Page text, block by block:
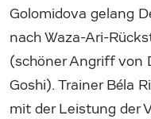
Golomidova gelang
nach Waza-Ari-
(schöner Angriff von
Goshi). Trainer Béla
mit der Leistung der